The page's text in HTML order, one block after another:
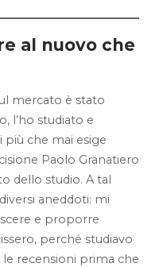
al nuovo che
mercato è stato
l’ho studiato e
più che mai esige
Paolo Granatiero
dello studio. A tal
aneddoti: mi
e proporre
perché studiavo
recensioni prima che